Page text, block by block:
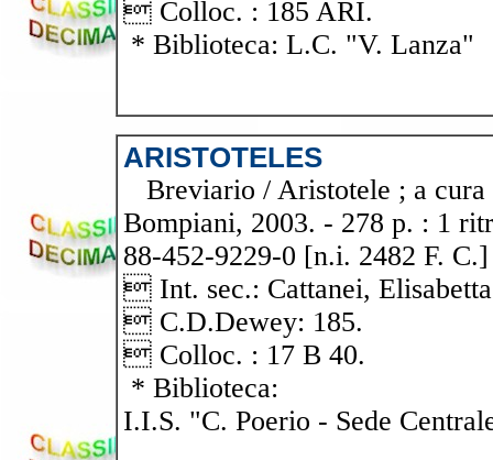
 Colloc. : 185 ARI.
* Biblioteca: L.C. "V. Lanza"
ARISTOTELES
Breviario / Aristotele ; a
Bompiani, 2003. - 278 p. : 1
88-452-9229-0 [n.i. 2482 F. C.]
 Int. sec.: Cattanei,
 C.D.Dewey: 185.
 Colloc. : 17 B 40.
* Biblioteca:
I.I.S. "C. Poerio - Sede